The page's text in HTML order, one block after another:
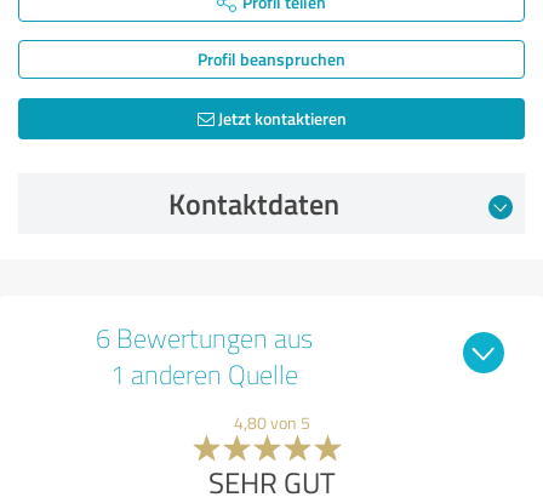
Profil beanspruchen
Jetzt kontaktieren
Kontaktdaten
6 Bewertungen aus
1 anderen Quelle
4,80 von 5
SEHR GUT